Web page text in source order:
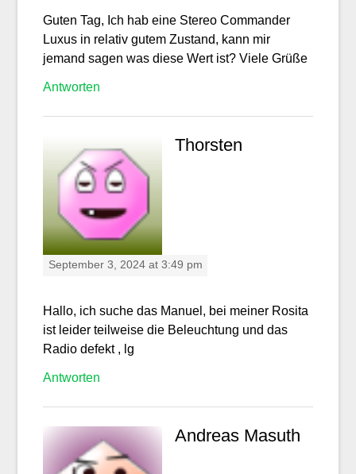
Guten Tag, Ich hab eine Stereo Commander
Luxus in relativ gutem Zustand, kann mir
jemand sagen was diese Wert ist? Viele Grüße
Antworten
Thorsten
September 3, 2024 at 3:49 pm
Hallo, ich suche das Manuel, bei meiner Rosita
ist leider teilweise die Beleuchtung und das
Radio defekt , lg
Antworten
Andreas Masuth